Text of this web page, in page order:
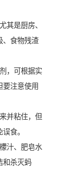
其是厨房、
、食物残渣
，可根据实
要注意使用
并粘住，但
食。
汁、肥皂水
和杀灭蚂